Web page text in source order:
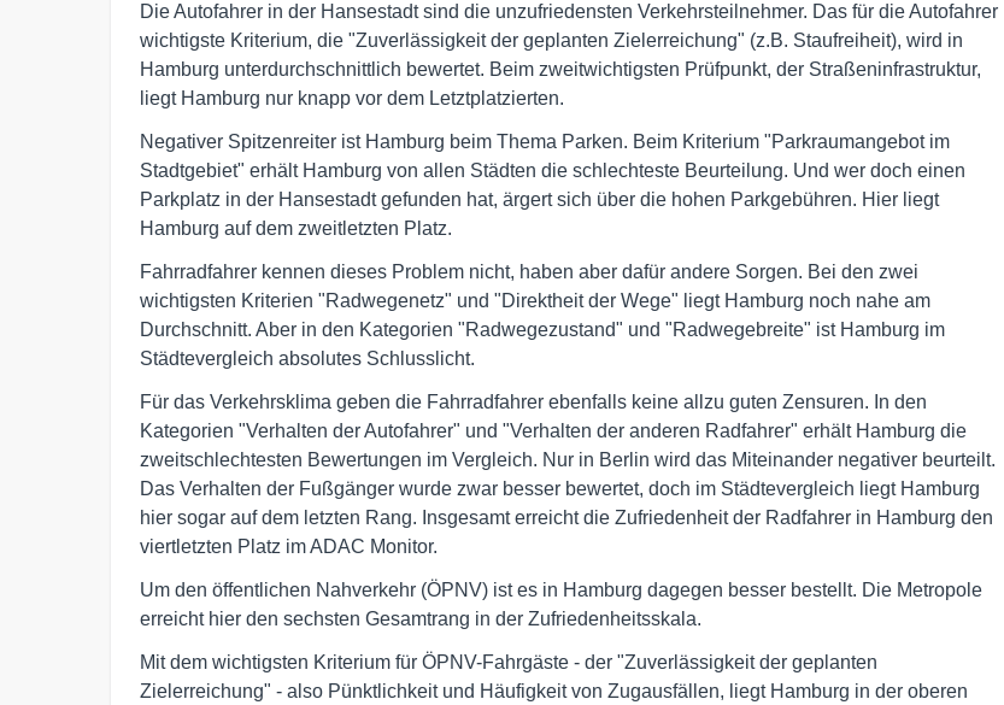
Die Autofahrer in der Hansestadt sind die unzufriedensten Verkehrsteilnehmer. Das für die Autofahrer
wichtigste Kriterium, die "Zuverlässigkeit der geplanten Zielerreichung" (z.B. Staufreiheit), wird in
Hamburg unterdurchschnittlich bewertet. Beim zweitwichtigsten Prüfpunkt, der Straßeninfrastruktur,
liegt Hamburg nur knapp vor dem Letztplatzierten.
Negativer Spitzenreiter ist Hamburg beim Thema Parken. Beim Kriterium "Parkraumangebot im
Stadtgebiet" erhält Hamburg von allen Städten die schlechteste Beurteilung. Und wer doch einen
Parkplatz in der Hansestadt gefunden hat, ärgert sich über die hohen Parkgebühren. Hier liegt
Hamburg auf dem zweitletzten Platz.
Fahrradfahrer kennen dieses Problem nicht, haben aber dafür andere Sorgen. Bei den zwei
wichtigsten Kriterien "Radwegenetz" und "Direktheit der Wege" liegt Hamburg noch nahe am
Durchschnitt. Aber in den Kategorien "Radwegezustand" und "Radwegebreite" ist Hamburg im
Städtevergleich absolutes Schlusslicht.
Für das Verkehrsklima geben die Fahrradfahrer ebenfalls keine allzu guten Zensuren. In den
Kategorien "Verhalten der Autofahrer" und "Verhalten der anderen Radfahrer" erhält Hamburg die
zweitschlechtesten Bewertungen im Vergleich. Nur in Berlin wird das Miteinander negativer beurteilt.
Das Verhalten der Fußgänger wurde zwar besser bewertet, doch im Städtevergleich liegt Hamburg
hier sogar auf dem letzten Rang. Insgesamt erreicht die Zufriedenheit der Radfahrer in Hamburg den
viertletzten Platz im ADAC Monitor.
Um den öffentlichen Nahverkehr (ÖPNV) ist es in Hamburg dagegen besser bestellt. Die Metropole
erreicht hier den sechsten Gesamtrang in der Zufriedenheitsskala.
Mit dem wichtigsten Kriterium für ÖPNV-Fahrgäste - der "Zuverlässigkeit der geplanten
Zielerreichung" - also Pünktlichkeit und Häufigkeit von Zugausfällen, liegt Hamburg in der oberen